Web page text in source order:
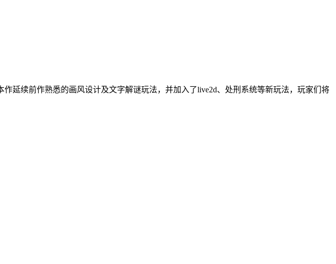
延续前作熟悉的画风设计及文字解谜玩法，并加入了live2d、处刑系统等新玩法，玩家们将